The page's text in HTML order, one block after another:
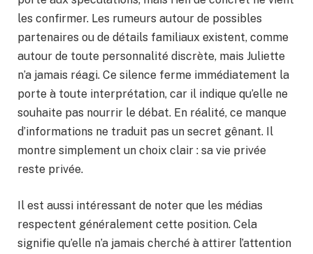
les confirmer. Les rumeurs autour de possibles
partenaires ou de détails familiaux existent, comme
autour de toute personnalité discrète, mais Juliette
n’a jamais réagi. Ce silence ferme immédiatement la
porte à toute interprétation, car il indique qu’elle ne
souhaite pas nourrir le débat. En réalité, ce manque
d’informations ne traduit pas un secret gênant. Il
montre simplement un choix clair : sa vie privée
reste privée.
Il est aussi intéressant de noter que les médias
respectent généralement cette position. Cela
signifie qu’elle n’a jamais cherché à attirer l’attention